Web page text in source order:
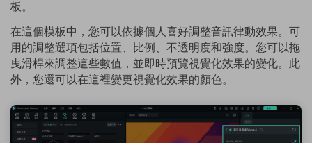
板。
在這個模板中，您可以依據個人喜好調整音訊律動效果。可
用的調整選項包括位置、比例、不透明度和強度。您可以拖
曳滑桿來調整這些數值，並即時預覽視覺化效果的變化。此
外，您還可以在這裡變更視覺化效果的顏色。